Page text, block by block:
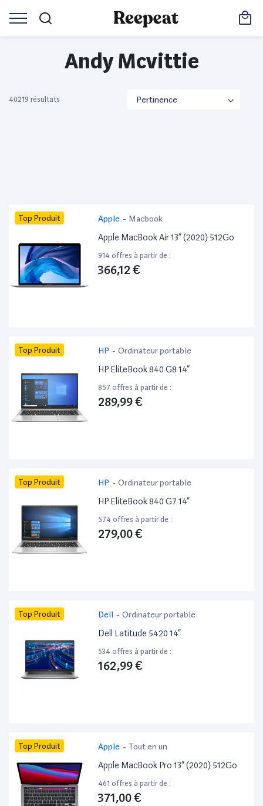
Andy Mcvittie
40219 résultats
Top Produit Apple - Macbook
Apple MacBook Air 13” (2020) 512Go
914 offres à partir de :
366,12 €
Top Produit HP - Ordinateur portable
HP EliteBook 840 G8 14”
857 offres à partir de :
289,99 €
Top Produit HP - Ordinateur portable
HP EliteBook 840 G7 14”
574 offres à partir de :
279,00 €
Top Produit Dell - Ordinateur portable
Dell Latitude 5420 14”
534 offres à partir de :
162,99 €
Top Produit Apple - Tout en un
Apple MacBook Pro 13” (2020) 512Go
461 offres à partir de :
371,00 €